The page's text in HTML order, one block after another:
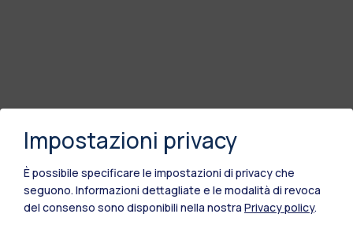
Impostazioni privacy
È possibile specificare le impostazioni di privacy che
seguono. Informazioni dettagliate e le modalità di revoca
del consenso sono disponibili nella nostra Privacy policy.